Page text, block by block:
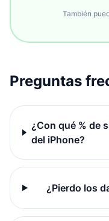
También
Preguntas
¿Con qué % de
del iPhone?
¿Pierdo los